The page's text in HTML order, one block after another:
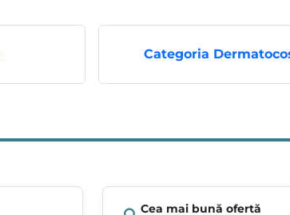
Categoria
Cea mai bună ofertă